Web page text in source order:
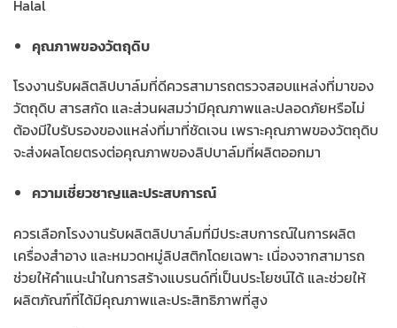
Halal
คุณภาพของวัตถุดิบ
โรงงานรับผลิตลิปบาล์มที่ดีควรสามารถตรวจสอบแหล่งที่มาของ
วัตถุดิบ สารสกัด และส่วนผสมว่ามีคุณภาพและปลอดภัยหรือไม่
ต้องมีใบรับรองของแหล่งที่มาที่ชัดเจน เพราะคุณภาพของวัตถุดิบ
จะส่งผลโดยตรงต่อคุณภาพของลิปบาล์มที่ผลิตออกมา
ความเชี่ยวชาญและประสบการณ์
ควรเลือกโรงงานรับผลิตลิปบาล์มที่มีประสบการณ์ในการผลิต
เครื่องสำอาง และหมวดหมู่ลิปสติกโดยเฉพาะ เนื่องจากสามารถ
ช่วยให้คำแนะนำในการสร้างแบรนด์ที่เป็นประโยชน์ได้ และช่วยให้
ผลิตภัณฑ์ที่ได้มีคุณภาพและประสิทธิภาพที่สูง